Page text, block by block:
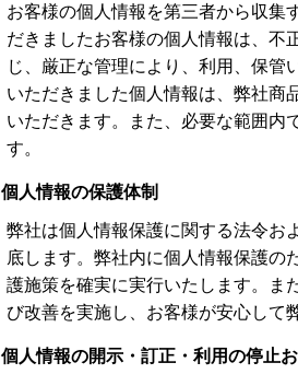
お客様の個人情報を第三者から収集
だきましたお客様の個人情報は、不
じ、厳正な管理により、利用、保管
いただきました個人情報は、弊社商
いただきます。また、必要な範囲内
す。
個人情報の保護体制
弊社は個人情報保護に関する法令お
底します。弊社内に個人情報保護の
護施策を確実に実行いたします。ま
び改善を実施し、お客様が安心して
個人情報の開示・訂正・利用の停止